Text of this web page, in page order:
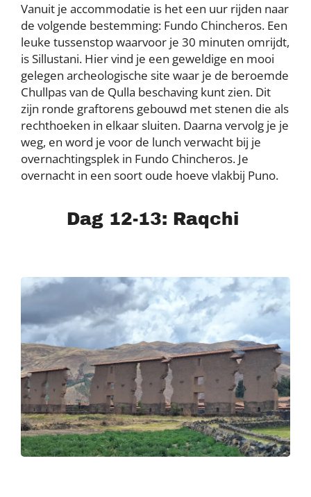
Vanuit je accommodatie is het een uur rijden naar
de volgende bestemming: Fundo Chincheros. Een
leuke tussenstop waarvoor je 30 minuten omrijdt,
is Sillustani. Hier vind je een geweldige en mooi
gelegen archeologische site waar je de beroemde
Chullpas van de Qulla beschaving kunt zien. Dit
zijn ronde graftorens gebouwd met stenen die als
rechthoeken in elkaar sluiten. Daarna vervolg je je
weg, en word je voor de lunch verwacht bij je
overnachtingsplek in Fundo Chincheros. Je
overnacht in een soort oude hoeve vlakbij Puno.
Dag 12-13: Raqchi